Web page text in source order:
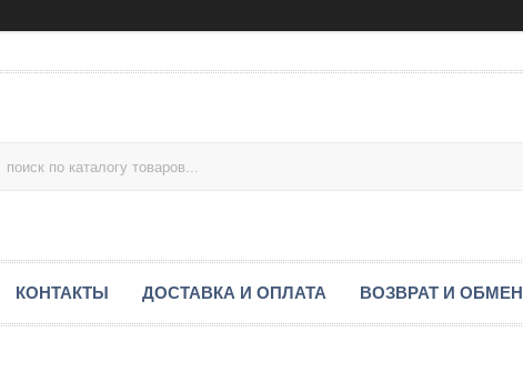
КОНТАКТЫ ДОСТАВКА И ОПЛАТА ВОЗВРАТ И ОБМЕН